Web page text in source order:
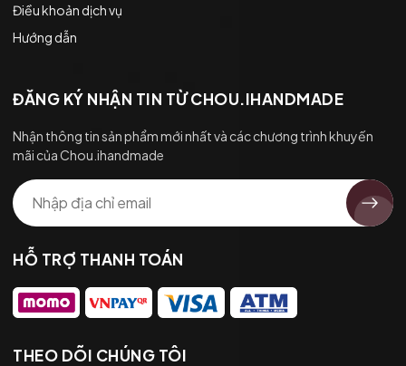
Điều khoản dịch vụ
Hướng dẫn
ĐĂNG KÝ NHẬN TIN TỪ CHOU.IHANDMADE
Nhận thông tin sản phẩm mới nhất và các chương trình khuyến
mãi của Chou.ihandmade
HỖ TRỢ THANH TOÁN
THEO DÕI CHÚNG TÔI